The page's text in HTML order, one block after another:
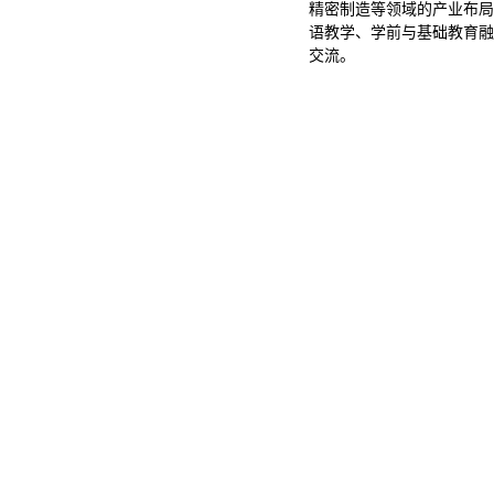
精密制造等领域的产业布
语教学、学前与基础教育
交流。